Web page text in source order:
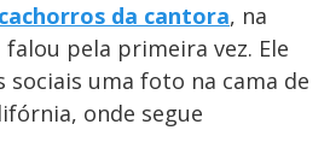
da cantora, na
pela primeira vez. Ele
sociais uma foto na cama de
onde segue